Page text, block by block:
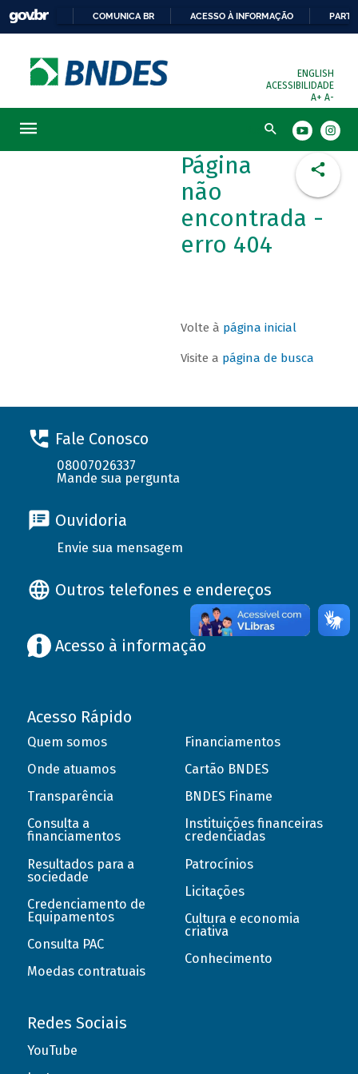
COMUNICA BR ACESSO À INFORMAÇÃO
ENGLISH
ACESSIBILIDADE
A+ A-
Busca
Página
não
encontrada -
erro 404
Volte à página inicial
Visite a página de busca
Fale Conosco
08007026337
Mande sua pergunta
Ouvidoria
Envie sua mensagem
Outros telefones e endereços
Acesso à informação
Acesso Rápido
Quem somos
Onde atuamos
Transparência
Consulta a
financiamentos
Resultados para a
sociedade
Credenciamento de
Equipamentos
Consulta PAC
Moedas contratuais
Financiamentos
Cartão BNDES
BNDES Finame
Instituições financeiras
credenciadas
Patrocínios
Licitações
Cultura e economia
criativa
Conhecimento
Redes Sociais
YouTube